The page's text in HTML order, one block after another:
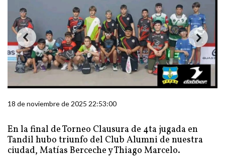
18 de noviembre de 2025 22:53:00
En la final de Torneo Clausura de 4ta jugada en
Tandil hubo triunfo del Club Alumni de nuestra
ciudad, Matías Berceche y Thiago Marcelo.